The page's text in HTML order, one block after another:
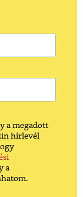
a megadott
hírlevél
a